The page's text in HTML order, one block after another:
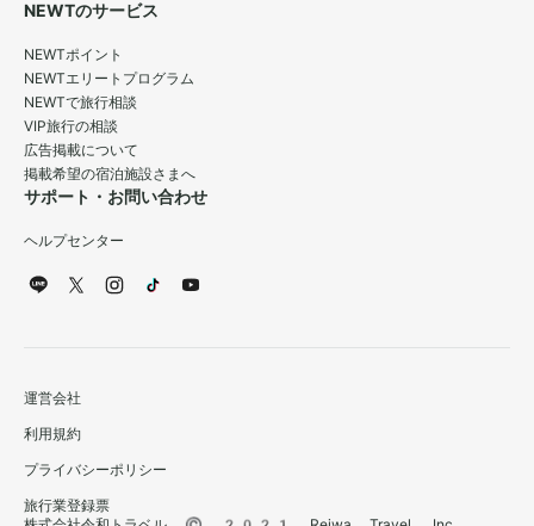
NEWTのサービス
NEWTポイント
NEWTエリートプログラム
NEWTで旅行相談
VIP旅行の相談
広告掲載について
掲載希望の宿泊施設さまへ
サポート・お問い合わせ
ヘルプセンター
運営会社
利用規約
プライバシーポリシー
旅行業登録票